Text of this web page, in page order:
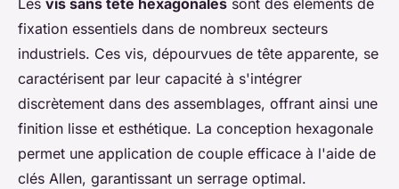
Les vis sans tête hexagonales sont des éléments de
fixation essentiels dans de nombreux secteurs
industriels. Ces vis, dépourvues de tête apparente, se
caractérisent par leur capacité à s'intégrer
discrètement dans des assemblages, offrant ainsi une
finition lisse et esthétique. La conception hexagonale
permet une application de couple efficace à l'aide de
clés Allen, garantissant un serrage optimal.